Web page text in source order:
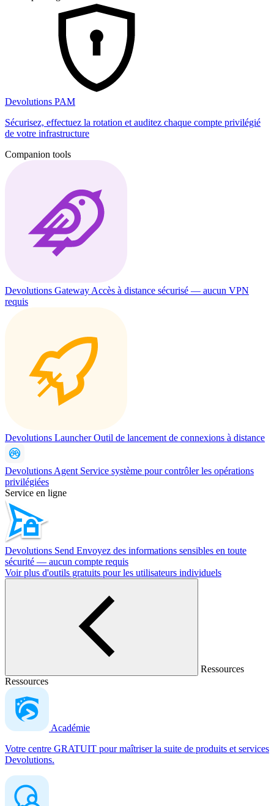
Devolutions PAM
Sécurisez, effectuez la rotation et auditez chaque compte privilégié
de votre infrastructure
Companion tools
Devolutions Gateway Accès à distance sécurisé — aucun VPN
requis
Devolutions LauncherOutil de lancement de connexions à distance
Devolutions Agent Service système pour contrôler les opérations
privilégiées
Service en ligne
Devolutions Send Envoyez des informations sensibles en toute
sécurité — aucun compte requis
Voir plus d'outils gratuits pour les utilisateurs individuels
Ressources
Ressources
Académie
Votre centre GRATUIT pour maîtriser la suite de produits et services
Devolutions.